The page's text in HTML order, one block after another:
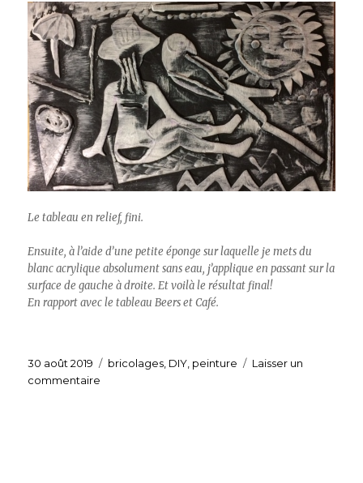
Le tableau en relief, fini.
Ensuite, à l’aide d’une petite éponge sur laquelle je mets du
blanc acrylique absolument sans eau, j’applique en passant sur la
surface de gauche à droite. Et voilà le résultat final!
En rapport avec le tableau Beerset Café.
Publié
le
30 août 2019 Catégories
bricolages DIY peinture
Laisser un
commentaire